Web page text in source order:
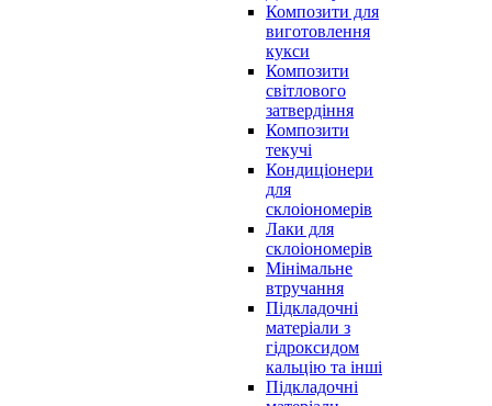
Композити для
виготовлення
кукси
Композити
світлового
затвердіння
Композити
текучі
Кондиціонери
для
склоіономерів
Лаки для
склоіономерів
Мінімальне
втручання
Підкладочні
матеріали з
гідроксидом
кальцію та інші
Підкладочні